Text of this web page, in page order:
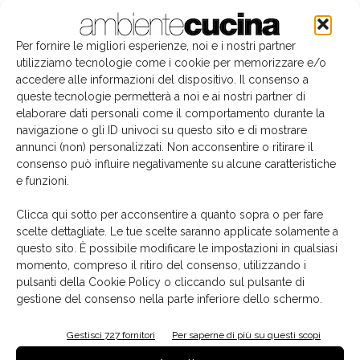
Per fornire le migliori esperienze, noi e i nostri partner
utilizziamo tecnologie come i cookie per memorizzare e/o
accedere alle informazioni del dispositivo. Il consenso a
queste tecnologie permetterà a noi e ai nostri partner di
elaborare dati personali come il comportamento durante la
navigazione o gli ID univoci su questo sito e di mostrare
annunci (non) personalizzati. Non acconsentire o ritirare il
consenso può influire negativamente su alcune caratteristiche
e funzioni.
Clicca qui sotto per acconsentire a quanto sopra o per fare
scelte dettagliate. Le tue scelte saranno applicate solamente a
questo sito. È possibile modificare le impostazioni in qualsiasi
momento, compreso il ritiro del consenso, utilizzando i
pulsanti della Cookie Policy o cliccando sul pulsante di
gestione del consenso nella parte inferiore dello schermo.
Gestisci 727 fornitori Per saperne di più su questi scopi
“Lo sviluppo di un’attenta analisi di mercato e l’adozione
di una strategia di espansione definita hanno fatto sì che
l’insegna Febal Casa stringesse partnership importanti
con alcune realtà del reparto arredamento ben radicate sul
territorio italiano
dichiara Emanuel Colombini, A.D.
dell’omonimo Gruppo."La partnership con aziende